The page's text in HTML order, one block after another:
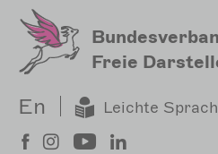
Freie
En Leichte